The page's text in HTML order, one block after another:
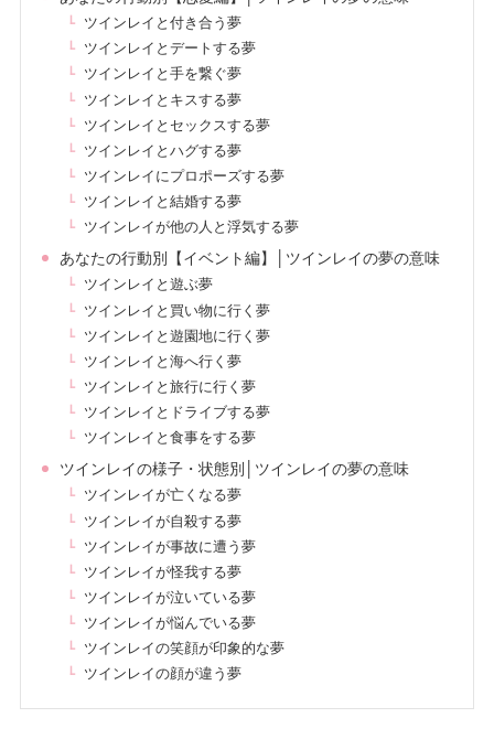
ツインレイと付き合う夢
ツインレイとデートする夢
ツインレイと手を繋ぐ夢
ツインレイとキスする夢
ツインレイとセックスする夢
ツインレイとハグする夢
ツインレイにプロポーズする夢
ツインレイと結婚する夢
ツインレイが他の人と浮気する夢
あなたの行動別【イベント編】│ツインレイの夢の意味
ツインレイと遊ぶ夢
ツインレイと買い物に行く夢
ツインレイと遊園地に行く夢
ツインレイと海へ行く夢
ツインレイと旅行に行く夢
ツインレイとドライブする夢
ツインレイと食事をする夢
ツインレイの様子・状態別│ツインレイの夢の意味
ツインレイが亡くなる夢
ツインレイが自殺する夢
ツインレイが事故に遭う夢
ツインレイが怪我する夢
ツインレイが泣いている夢
ツインレイが悩んでいる夢
ツインレイの笑顔が印象的な夢
ツインレイの顔が違う夢